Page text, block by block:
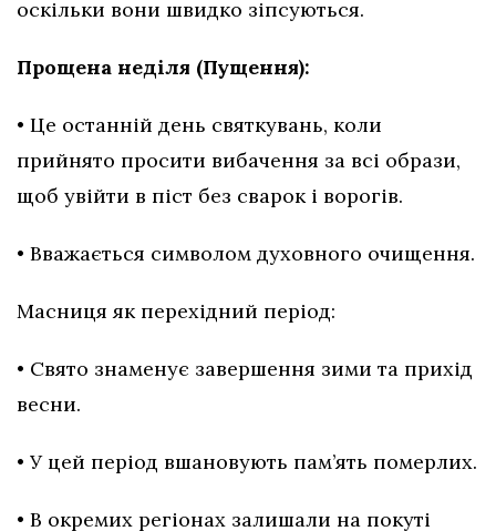
оскільки вони швидко зіпсуються.
Прощена неділя (Пущення):
• Це останній день святкувань, коли
прийнято просити вибачення за всі образи,
щоб увійти в піст без сварок і ворогів.
• Вважається символом духовного очищення.
Масниця як перехідний період:
• Свято знаменує завершення зими та прихід
весни.
• У цей період вшановують пам’ять померлих.
• В окремих регіонах залишали на покуті